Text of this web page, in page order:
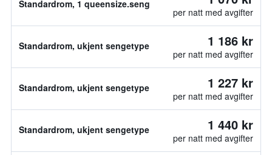
Standardrom, 1 queensize.seng
per natt med avgifter
Standardrom, ukjent sengetype 1 186 kr
per natt med avgifter
Standardrom, ukjent sengetype 1 227 kr
per natt med avgifter
Standardrom, ukjent sengetype 1 440 kr
per natt med avgifter